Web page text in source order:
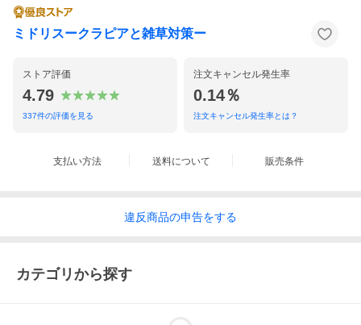
📸 撮影・店舗ディスプレイにも
「ご縁を招く」左手上げの縁起物として、店舗や事務所の入口・
レジ周りにおすすめ。
カフェ・美容院・動物病院にも自然に馴染み、やさしい印象を与
【用途】
玄関、玄関先、お庭などお家のインテリア、置き物・オブジェと
して大活躍です。
【注意事項】
・直射日光や風雨で変色する場合があります。
・素材の特性上、製造工程で多少の収縮があるため個体差がござ
品の特質としてご理解ください。
ミドリスークラピアと雑草対策ー
ストア評価
4.79
337件の評価を見る
注文キャンセル発生率
0.14％
注文キャンセル発生率とは？
支払い方法 送料について 販売条件
違反商品の申告をする
カテゴリから探す